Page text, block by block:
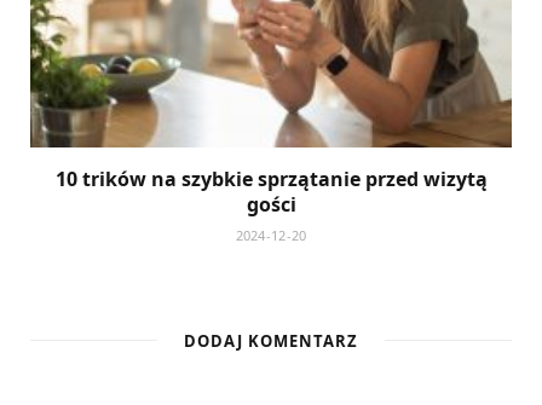
10 trików na szybkie sprzątanie przed wizytą
gości
2024-12-20
DODAJ KOMENTARZ